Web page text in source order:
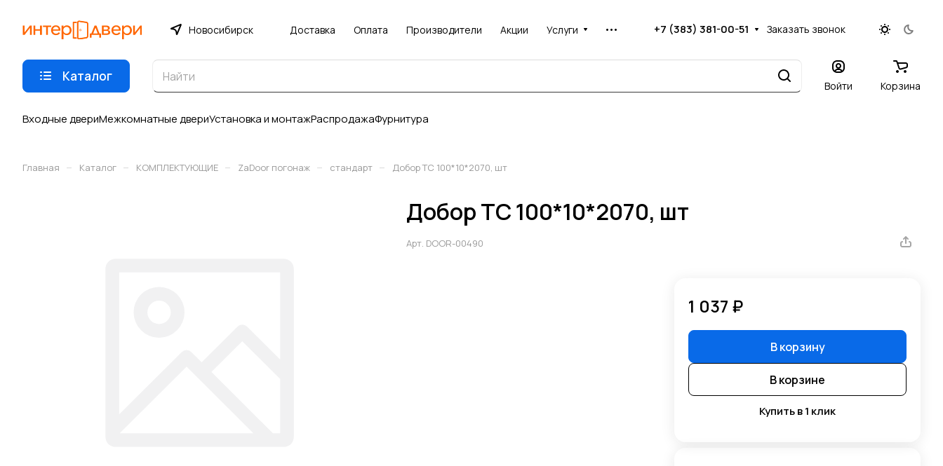
Новосибирск Доставка Оплата Производители Акции Услуги +7 (383) 381-00-51 Заказать звонок
Каталог
Войти Корзина
Входные двериМежкомнатные двериУстановка и монтажРаспродажаФурнитура
Главная – Каталог – КОМПЛЕКТУЮЩИЕ – ZaDoor погонаж – стандарт – Добор ТС 100*10*2070, шт
Добор ТС 100*10*2070, шт
Арт. DOOR-00490
1 037 ₽
В корзину
В корзине
Купить в 1 клик